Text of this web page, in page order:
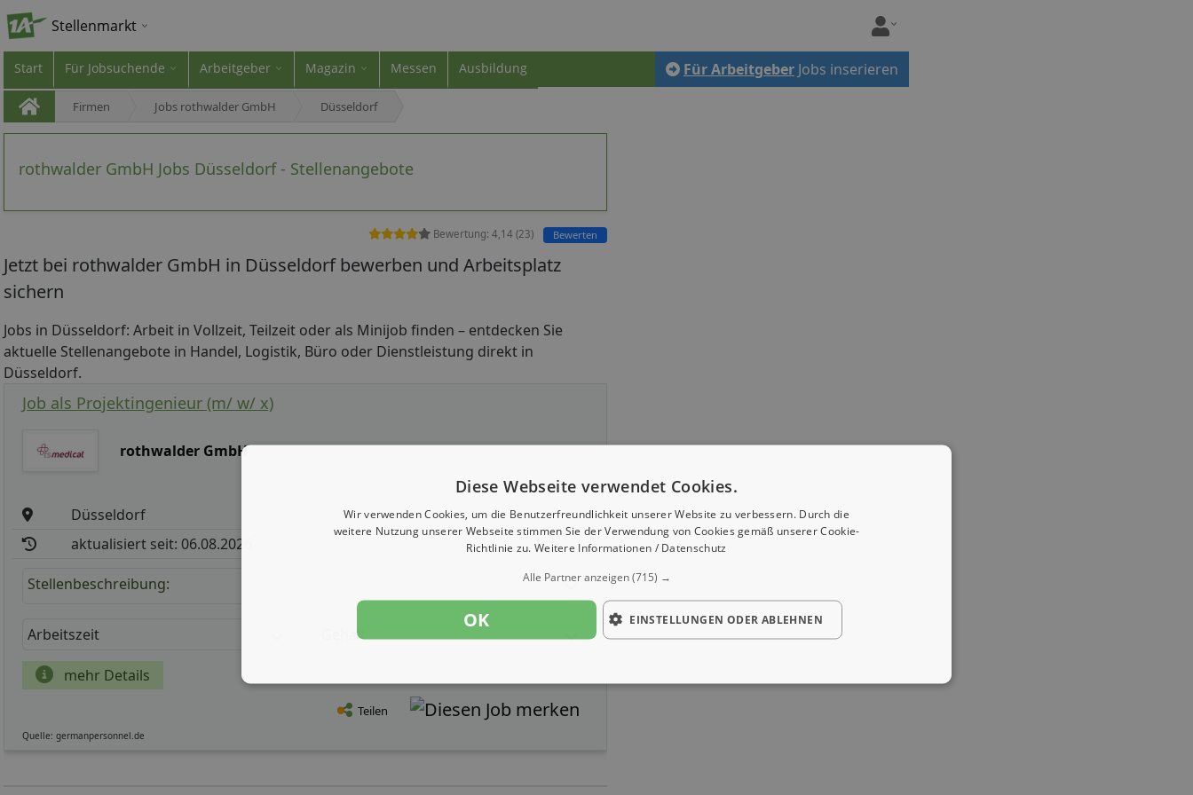
Stellenmarkt
Start Für Jobsuchende Arbeitgeber Magazin Messen Ausbildung Für Arbeitgeber Jobs inserieren
Firmen Jobs rothwalder GmbH Düsseldorf
rothwalder GmbH Jobs Düsseldorf - Stellenangebote
Bewertung: 4,14 (23) Bewerten
Jetzt bei rothwalder GmbH in Düsseldorf bewerben und Arbeitsplatz
sichern
Jobs in Düsseldorf: Arbeit in Vollzeit, Teilzeit oder als Minijob finden – entdecken Sie
aktuelle Stellenangebote in Handel, Logistik, Büro oder Dienstleistung direkt in
Düsseldorf.
Job als Projektingenieur (m/ w/ x)
rothwalder GmbH
Düsseldorf
aktualisiert seit: 06.08.2026
Stellenbeschreibung:
Arbeitszeit Gehalt
mehr Details
Teilen
Quelle: germanpersonnel.de
Diese Webseite verwendet Cookies.
Wir verwenden Cookies, um die Benutzerfreundlichkeit unserer Website zu verbessern. Durch die
weitere Nutzung unserer Webseite stimmen Sie der Verwendung von Cookies gemäß unserer Cookie-
Richtlinie zu. Weitere Informationen / Datenschutz
Alle Partner anzeigen(715) →
OK EINSTELLUNGEN ODER ABLEHNEN